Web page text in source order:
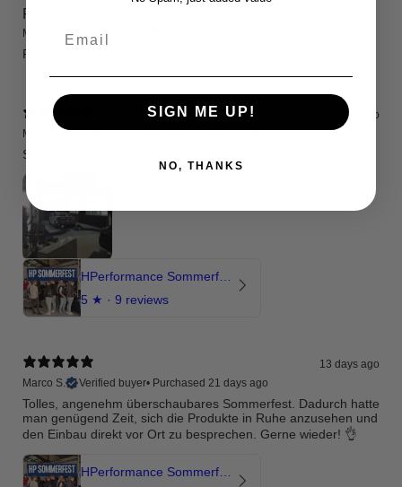
RS3 8P
Marcin J. Verified buyer
Polecam !
13 days ago
Marcin J.
Verified buyer•Purchased 25 days ago
Świetnie spedzony czas , Pozdrawiam
5 ★ · 9 reviews
13 days ago
Marco S.
Verified buyer• Purchased 21 days ago
Tolles, angenehm überschaubares Sommerfest. Dadurch hatte
man genügend Zeit, sich die Produkte in Ruhe anzusehen und
den Einbau direkt vor Ort zu besprechen. Gerne wieder! 👌
SIGN ME UP!
NO, THANKS